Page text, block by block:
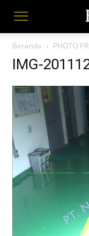
Beranda PHOTO
IMG-